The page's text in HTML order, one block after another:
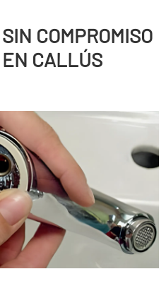
COMPROMISO
CALLÚS